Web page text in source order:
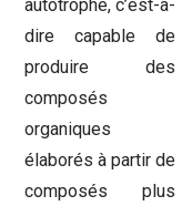
autotrophe, c’est-à-
dire capable de
produire des
composés
organiques
élaborés à partir de
composés plus